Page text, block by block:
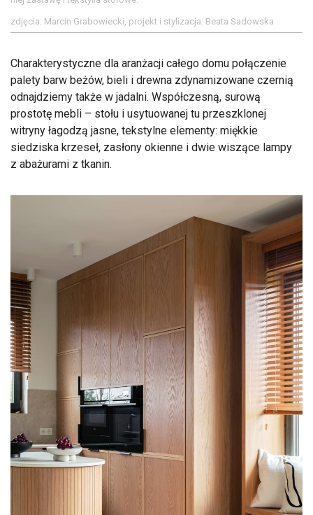
zdjęcia: Marcin Grabowiecki, projekt i stylizacja: Beata Sadowska
Charakterystyczne dla aranżacji całego domu połączenie
palety barw beżów, bieli i drewna zdynamizowane czernią
odnajdziemy także w jadalni. Współczesną, surową
prostotę mebli – stołu i usytuowanej tu przeszklonej
witryny łagodzą jasne, tekstylne elementy: miękkie
siedziska krzeseł, zasłony okienne i dwie wiszące lampy
z abażurami z tkanin.